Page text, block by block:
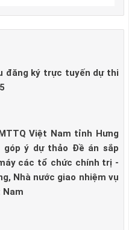
đăng ký trực tuyến dự thi
Việt Nam tỉnh Hưng
ý dự thảo Đề án sắp
các tổ chức chính trị -
Nhà nước giao nhiệm vụ